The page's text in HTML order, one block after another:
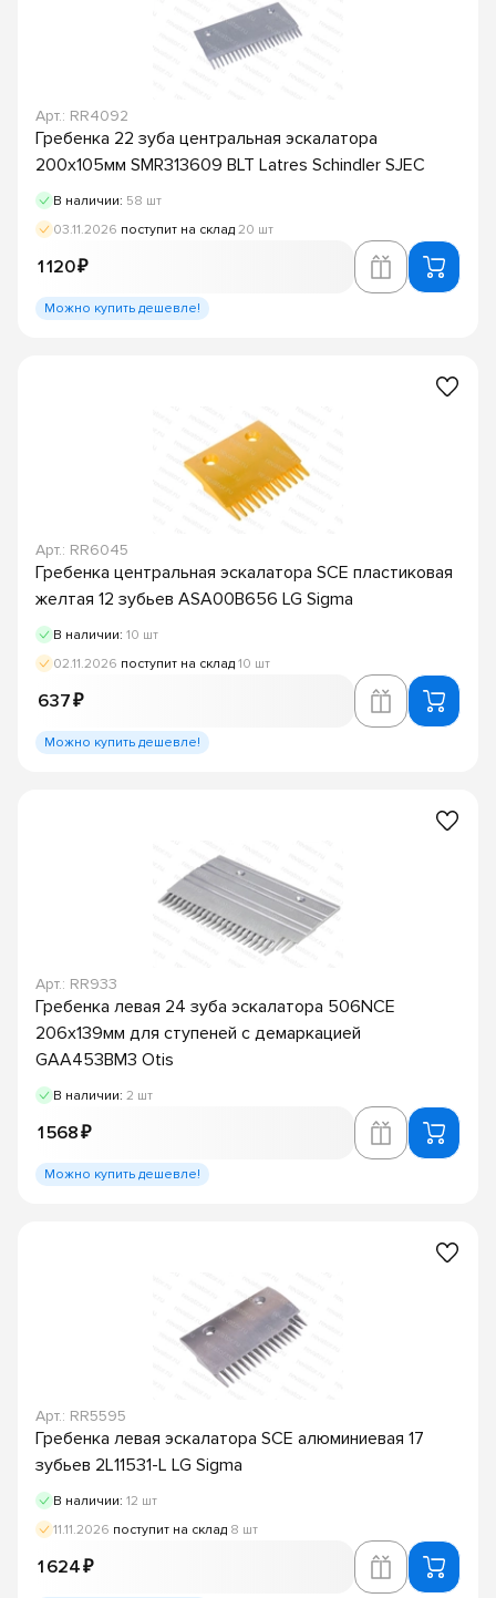
Арт.: RR4092
Гребенка 22 зуба центральная эскалатора
200х105мм SMR313609 BLT Latres Schindler SJEC
В наличии: 58 шт
03.11.2026 поступит на склад 20 шт
1 120 ₽
Можно купить дешевле!
Арт.: RR6045
Гребенка центральная эскалатора SCE пластиковая
желтая 12 зубьев ASA00B656 LG Sigma
В наличии: 10 шт
02.11.2026 поступит на склад 10 шт
637 ₽
Можно купить дешевле!
Арт.: RR933
Гребенка левая 24 зуба эскалатора 506NCE
206х139мм для ступеней с демаркацией
GAA453BM3 Otis
В наличии: 2 шт
1 568 ₽
Можно купить дешевле!
Арт.: RR5595
Гребенка левая эскалатора SCE алюминиевая 17
зубьев 2L11531-L LG Sigma
В наличии: 12 шт
11.11.2026 поступит на склад 8 шт
1 624 ₽